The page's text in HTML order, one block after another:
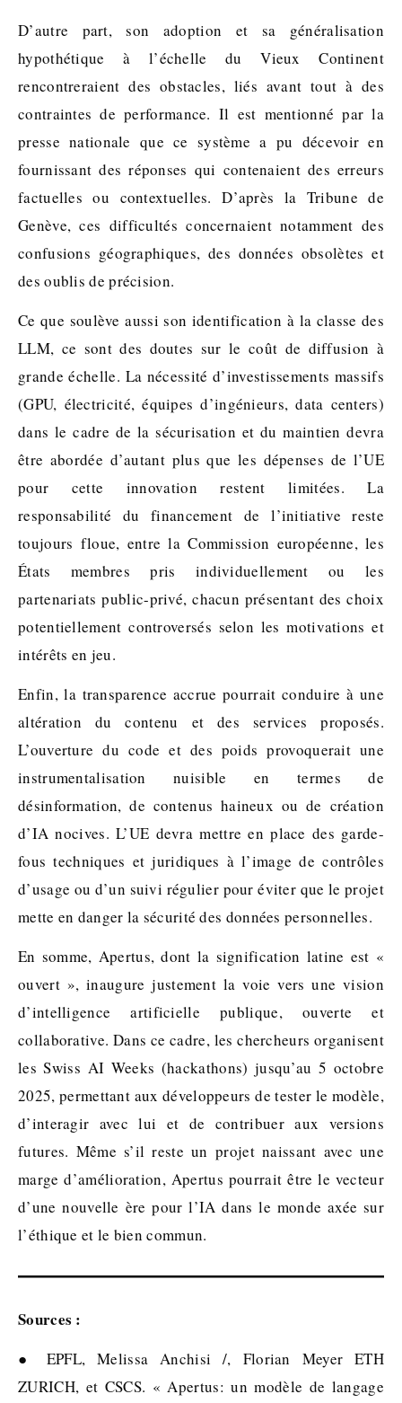
D’autre part, son adoption et sa généralisation
hypothétique à l’échelle du Vieux Continent
rencontreraient des obstacles, liés avant tout à des
contraintes de performance. Il est mentionné par la
presse nationale que ce système a pu décevoir en
fournissant des réponses qui contenaient des erreurs
factuelles ou contextuelles. D’après la Tribune de
Genève, ces difficultés concernaient notamment des
confusions géographiques, des données obsolètes et
des oublis de précision.
Ce que soulève aussi son identification à la classe des
LLM, ce sont des doutes sur le coût de diffusion à
grande échelle. La nécessité d’investissements massifs
(GPU, électricité, équipes d’ingénieurs, data centers)
dans le cadre de la sécurisation et du maintien devra
être abordée d’autant plus que les dépenses de l’UE
pour cette innovation restent limitées. La
responsabilité du financement de l’initiative reste
toujours floue, entre la Commission européenne, les
États membres pris individuellement ou les
partenariats public-privé, chacun présentant des choix
potentiellement controversés selon les motivations et
intérêts en jeu.
Enfin, la transparence accrue pourrait conduire à une
altération du contenu et des services proposés.
L’ouverture du code et des poids provoquerait une
instrumentalisation nuisible en termes de
désinformation, de contenus haineux ou de création
d’IA nocives. L’UE devra mettre en place des garde-
fous techniques et juridiques à l’image de contrôles
d’usage ou d’un suivi régulier pour éviter que le projet
mette en danger la sécurité des données personnelles.
En somme, Apertus, dont la signification latine est «
ouvert », inaugure justement la voie vers une vision
d’intelligence artificielle publique, ouverte et
collaborative. Dans ce cadre, les chercheurs organisent
les Swiss AI Weeks (hackathons) jusqu’au 5 octobre
2025, permettant aux développeurs de tester le modèle,
d’interagir avec lui et de contribuer aux versions
futures. Même s’il reste un projet naissant avec une
marge d’amélioration, Apertus pourrait être le vecteur
d’une nouvelle ère pour l’IA dans le monde axée sur
l’éthique et le bien commun.
Sources :
● EPFL, Melissa Anchisi /, Florian Meyer ETH
ZURICH, et CSCS. « Apertus: un modèle de langage